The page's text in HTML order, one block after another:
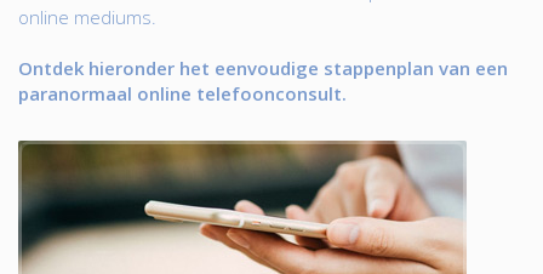
online mediums.
Ontdek hieronder het eenvoudige stappenplan van een
paranormaal online telefoonconsult.